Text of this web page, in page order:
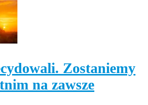
Zostaniemy
na zawsze